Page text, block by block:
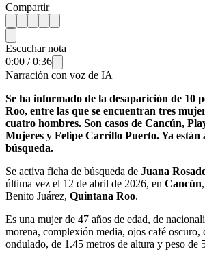
Compartir
Escuchar nota
0:00 /0:36
Narración con voz de IA
Se ha informado de la desaparición de 10
Roo, entre las que se encuentran tres
cuatro hombres. Son casos de Cancún,
Mujeres y Felipe Carrillo Puerto. Ya están
búsqueda.
Se activa ficha de búsqueda de Juana
última vez el 12 de abril de 2026, en Cancún
Benito Juárez, Quintana Roo.
Es una mujer de 47 años de edad, de
morena, complexión media, ojos café oscuro,
ondulado, de 1.45 metros de altura y peso de